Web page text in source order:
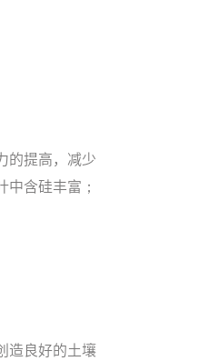
的提高，减少
含硅丰富；
造良好的土壤